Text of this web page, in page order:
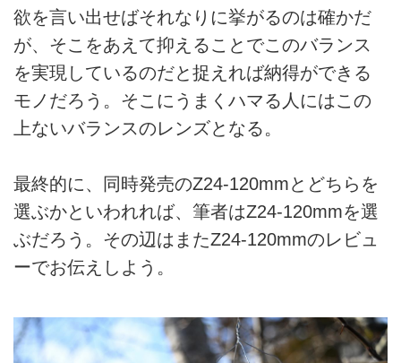
欲を言い出せばそれなりに挙がるのは確かだ
が、そこをあえて抑えることでこのバランス
を実現しているのだと捉えれば納得ができる
モノだろう。そこにうまくハマる人にはこの
上ないバランスのレンズとなる。
最終的に、同時発売のZ24-120mmとどちらを
選ぶかといわれれば、筆者はZ24-120mmを選
ぶだろう。その辺はまたZ24-120mmのレビュ
ーでお伝えしよう。